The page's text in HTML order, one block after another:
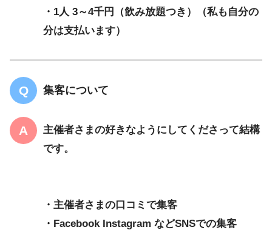
・1人 3～4千円（飲み放題つき）（私も自分の
分は支払います）
集客について
主催者さまの好きなようにしてくださって結構
です。
・主催者さまの口コミで集客
・Facebook Instagram などSNSでの集客